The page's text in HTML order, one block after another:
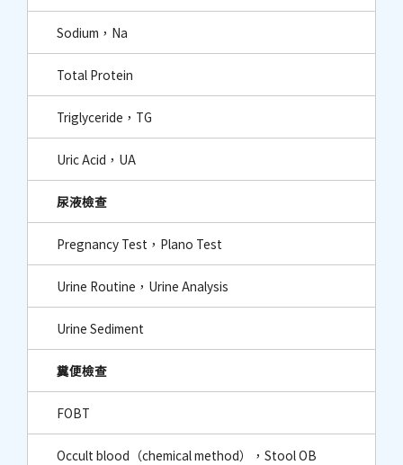
Sodium，Na
Total Protein
Triglyceride，TG
Uric Acid，UA
尿液檢查
Pregnancy Test，Plano Test
Urine Routine，Urine Analysis
Urine Sediment
糞便檢查
FOBT
Occult blood（chemical method），Stool OB